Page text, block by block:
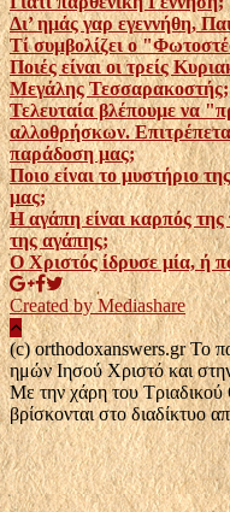
Δι’ ημάς γαρ εγεννήθη,
Τί συμβολίζει ο
Ποιές είναι οι τρείς
Μεγάλης Τεσσαρακοστής;
Τελευταία βλέπουμε να
αλλοθρήσκων.
παράδοση μας;
Ποιο είναι το μυστήριο
μας;
Η αγάπη είναι καρπός
της αγάπης;
Ο Χριστός ίδρυσε μία, ή
Created by Mediashare
(c) orthodoxanswers.gr Το
ημών Ιησού Χριστό και
Με την χάρη του
βρίσκονται στο διαδίκτυο